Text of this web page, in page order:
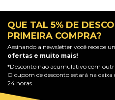
QUE TAL 5% DE
PRIMEIRA COMPRA?
Assinando a newsletter você recebe
ofertas e muito mais!
*Desconto não acumulativo com
O cupom de desconto estará na
24 horas.